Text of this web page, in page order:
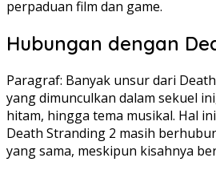
perpaduan film dan game.
Hubungan dengan
Paragraf: Banyak unsur dari
yang dimunculkan dalam sekuel
hitam, hingga tema musikal. Hal
Death Stranding 2 masih
yang sama, meskipun kisahnya